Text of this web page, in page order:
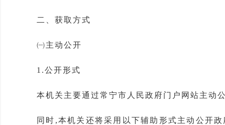
二、获取方式
㈠主动公开
1.公开形式
本机关主要通过常宁市人民政府门户网站主
同时,本机关还将采用以下辅助形式主动公开